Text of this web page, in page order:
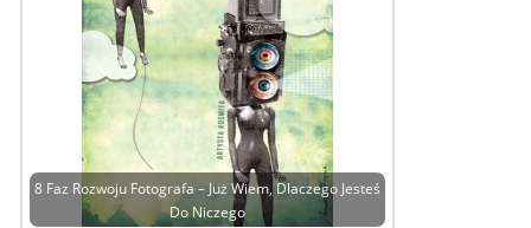
8 Faz Rozwoju Fotografa – Już Wiem, Dlaczego Jesteś
Do Niczego